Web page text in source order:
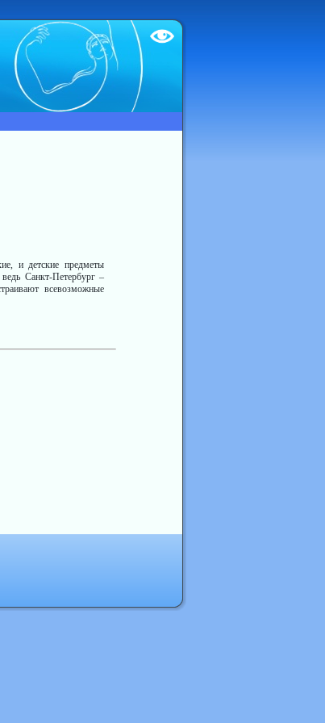
Test
и детские предметы
Санкт-Петербург –
всевозможные